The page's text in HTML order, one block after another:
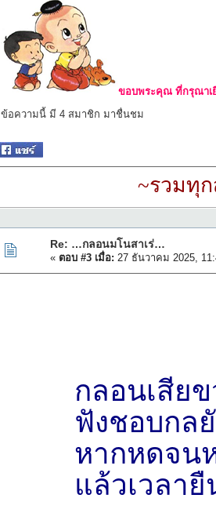
ขอบพระคุณ ที่กรุณาเ
ข้อความนี้ มี 4 สมาชิก มาชื่นชม
~รวมทุ
Re: …กลอนมโนสาเร่…
« ตอบ #3 เมื่อ: 27 ธันวาคม 2025,
กลอนเสีย
ฟังชอบกล
หากหดจน
แล้วเวลา